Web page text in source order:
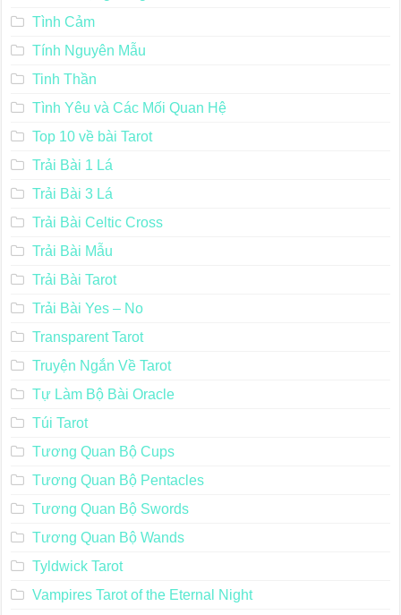
Tình Cảm
Tính Nguyên Mẫu
Tinh Thần
Tình Yêu và Các Mối Quan Hệ
Top 10 về bài Tarot
Trải Bài 1 Lá
Trải Bài 3 Lá
Trải Bài Celtic Cross
Trải Bài Mẫu
Trải Bài Tarot
Trải Bài Yes – No
Transparent Tarot
Truyện Ngắn Về Tarot
Tự Làm Bộ Bài Oracle
Túi Tarot
Tương Quan Bộ Cups
Tương Quan Bộ Pentacles
Tương Quan Bộ Swords
Tương Quan Bộ Wands
Tyldwick Tarot
Vampires Tarot of the Eternal Night